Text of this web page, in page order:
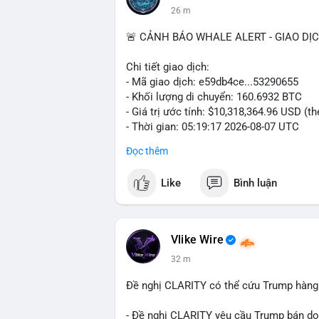
26 m
🚨 CẢNH BÁO WHALE ALERT - GIAO
Chi tiết giao dịch:
- Mã giao dịch: e59db4ce...53290655
- Khối lượng di chuyển: 160.6932 BTC
- Giá trị ước tính: $10,318,364.96 USD
- Thời gian: 05:19:17 2026-08-07 UTC
Nhận định phân tích hành vi của Cá voi
nằm trong nhóm giao dịch lớn nhưng
sàn giao dịch tập trung, khả năng cao
trữ dài hạn, giảm áp lực bán trước mắt.
thể có thể là tổ chức hoặc nhà đầu tư
phiên giao dịch Âu-Mỹ. Tâm lý thị
Đọc thêm
Like Bình luận
Vlike Wire
32 m
Đề nghị CLARITY có thể cứu Trump
- Đề nghị CLARITY yêu cầu Trump bán